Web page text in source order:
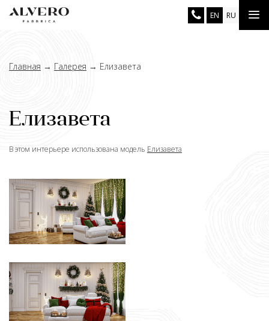
Перейти
EN RU
Главная → Галерея → Елизавета
Елизавета
В этом интерьере использована модель Елизавета